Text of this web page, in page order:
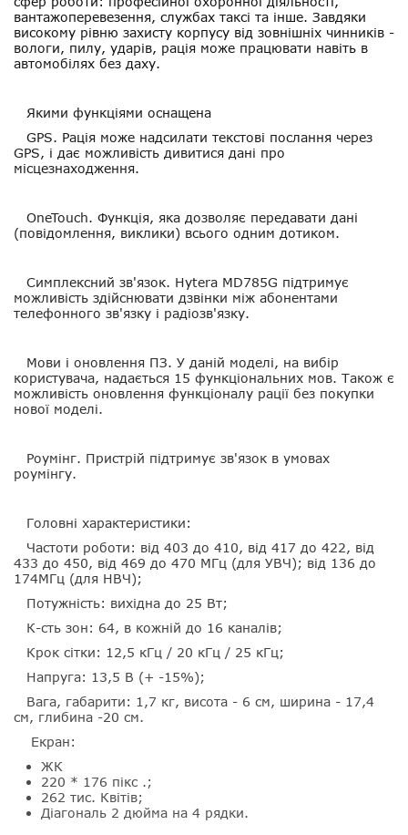
вантажоперевезення, службах таксі та інше. Завдяки
високому рівню захисту корпусу від зовнішніх чинників -
вологи, пилу, ударів, рація може працювати навіть в
автомобілях без даху.
Якими функціями оснащена
GPS. Рація може надсилати текстові послання через
GPS, і дає можливість дивитися дані про
місцезнаходження.
OneTouch. Функція, яка дозволяє передавати дані
(повідомлення, виклики) всього одним дотиком.
Симплексний зв'язок. Hytera MD785G підтримує
можливість здійснювати дзвінки між абонентами
телефонного зв'язку і радіозв'язку.
Мови і оновлення ПЗ. У даній моделі, на вибір
користувача, надається 15 функціональних мов. Також є
можливість оновлення функціоналу рації без покупки
нової моделі.
Роумінг. Пристрій підтримує зв'язок в умовах
роумінгу.
Головні характеристики:
Частоти роботи: від 403 до 410, від 417 до 422, від
433 до 450, від 469 до 470 МГц (для УВЧ); від 136 до
174МГц (для НВЧ);
Потужність: вихідна до 25 Вт;
К-сть зон: 64, в кожній до 16 каналів;
Крок сітки: 12,5 кГц / 20 кГц / 25 кГц;
Напруга: 13,5 В (+ -15%);
Вага, габарити: 1,7 кг, висота - 6 см, ширина - 17,4
см, глибина -20 см.
Eкран:
ЖК
220 * 176 пікс .;
262 тис. Квітів;
Діагональ 2 дюйма на 4 рядки.